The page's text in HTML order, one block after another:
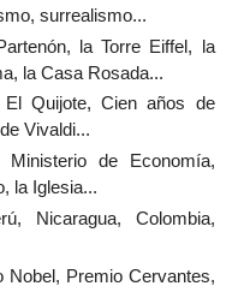
surrealismo...
la Torre Eiffel, la
la Casa Rosada...
Quijote, Cien años de
Vivaldi...
Ministerio de Economía,
la Iglesia...
Nicaragua, Colombia,
Nobel, Premio Cervantes,